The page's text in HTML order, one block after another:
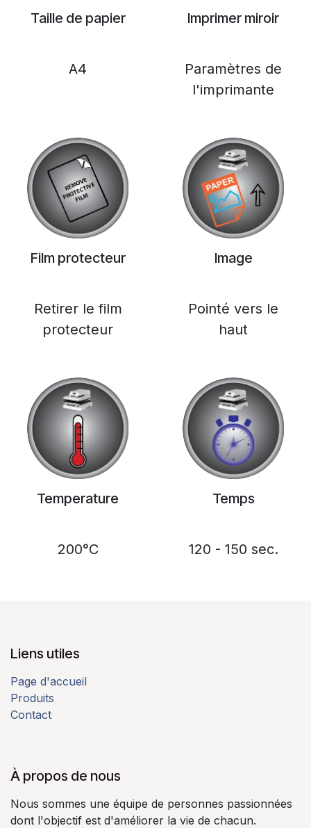
Taille de papier
A4
Imprimer miroir
Paramètres de
l'imprimante
Film protecteur
Retirer le film
protecteur
Image
Pointé vers le
haut
Temperature
200°C
Temps
120 - 150 sec.
Liens utiles
Page d'accueil
Produits
Contact
À propos de nous​
Nous sommes une équipe de personnes passionnées
dont l'objectif est d'améliorer la vie de chacun.​